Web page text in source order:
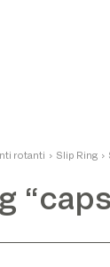
rotanti › Slip Ring ›
Product Manager